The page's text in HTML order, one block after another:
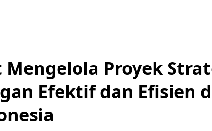
Mengelola Proyek
Efektif dan Efisien